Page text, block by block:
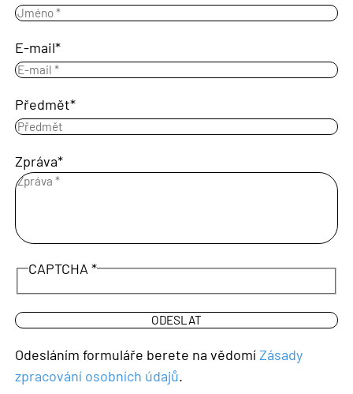
E-mail
Předmět
Zpráva
CAPTCHA
Odesláním formuláře berete na vědomíZásady
zpracování osobních údajů.